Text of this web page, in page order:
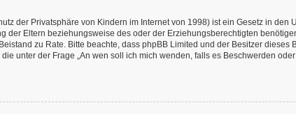
der Privatsphäre von Kindern im Internet von 1998) ist ein Gesetz in den
Eltern beziehungsweise des oder der Erziehungsberechtigten
zu Rate. Bitte beachte, dass phpBB Limited und der Besitzer dieses
unter der Frage „An wen soll ich mich wenden, falls es Beschwerden